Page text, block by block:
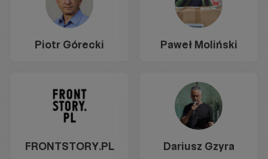
Piotr Górecki Paweł Moliński
FRONTSTORY.PL Dariusz Gzyra